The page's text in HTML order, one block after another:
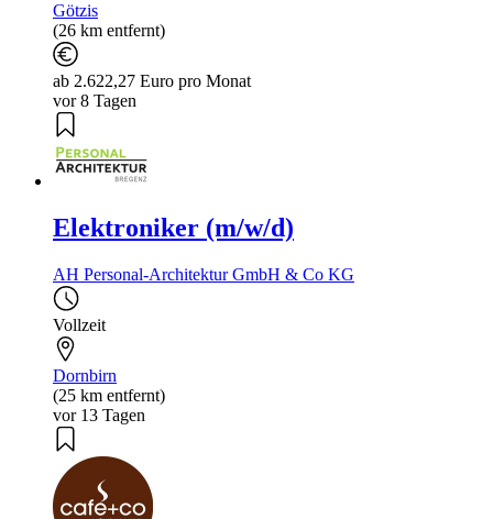
Götzis
(26 km entfernt)
ab 2.622,27 Euro pro Monat
vor 8 Tagen
Elektroniker (m/w/d)
AH Personal-Architektur GmbH & Co KG
Vollzeit
Dornbirn
(25 km entfernt)
vor 13 Tagen